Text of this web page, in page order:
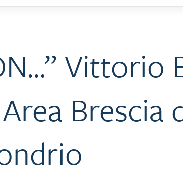
Vittorio
Brescia